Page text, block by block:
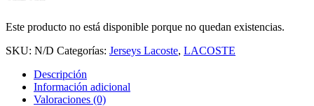
Este producto no está disponible porque no quedan existencias.
SKU: N/D Categorías: Jerseys Lacoste, LACOSTE
Descripción
Información adicional
Valoraciones (0)